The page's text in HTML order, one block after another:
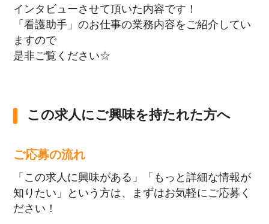
インタビューさせて頂いた内容です！
「看護助手」のお仕事の業務内容をご紹介してい
ますので
是非ご覧ください☆
この求人にご興味を持たれた方へ
ご応募の流れ
「この求人に興味がある」「もっと詳細な情報が
知りたい」という方は、まずはお気軽にご応募く
ださい！